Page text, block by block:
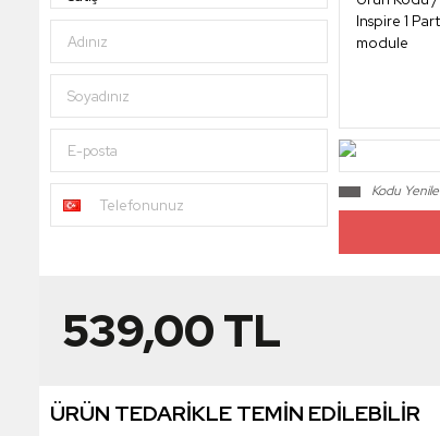
Adınız
Soyadınız
E-posta
Telefonunuz
Kodu Yenile
539,00TL
ÜRÜN TEDARİKLE TEMİN EDİLEBİLİR